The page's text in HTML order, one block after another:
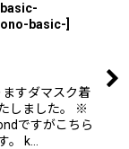
basic-
すダマスク着
しました。 ※
ですがこちら
。 k…